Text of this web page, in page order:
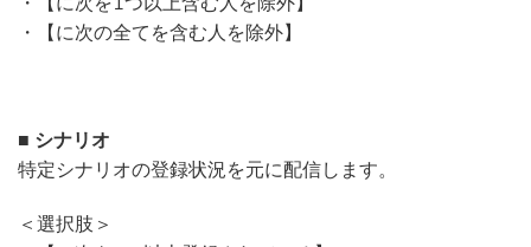
・【に次の全てを含む人を除外】
■ シナリオ
特定シナリオの登録状況を元に配信します。
＜選択肢＞